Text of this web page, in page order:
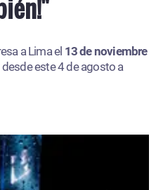
a Lima el 13 de noviembre
este 4 de agosto a